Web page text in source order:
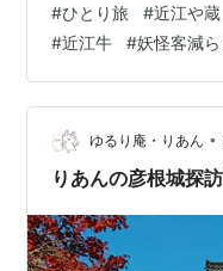
もらったのに･･･現地
6月〜9月上旬だそう
今回旅した５月は新
い季節でした肝心の
もわたしらしい（笑
#ひとり旅 #近江や蔵
#近江牛 #妖怪客減ら
ゆるり庵・りあん •
りあんの彦根城探